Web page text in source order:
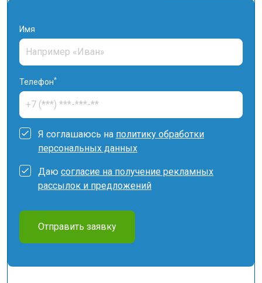
Имя
Телефон*
Я соглашаюсь на политику обработки
персональных данных
Даю согласие на получение рекламных
рассылок и предложений
Отправить заявку